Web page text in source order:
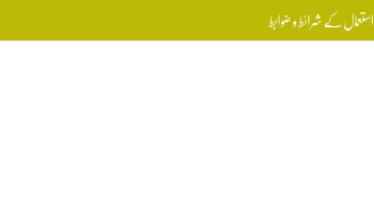
استعمال کے شرائط و ضوابط